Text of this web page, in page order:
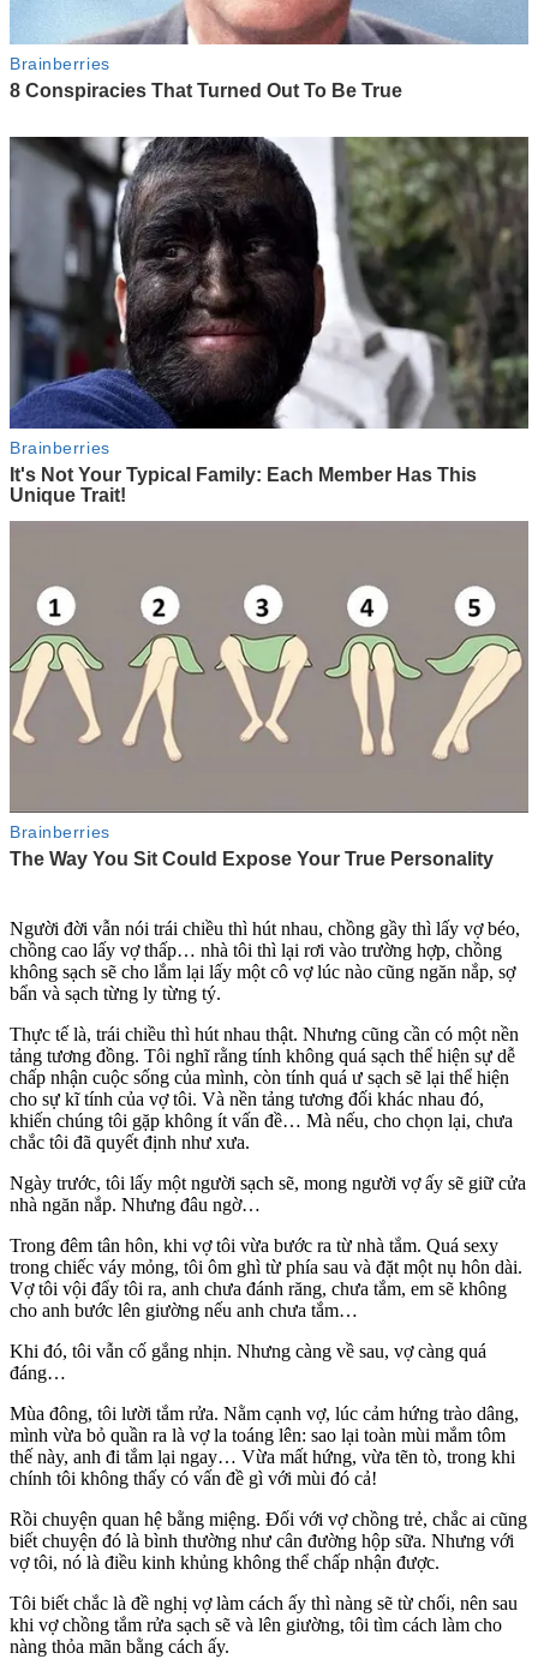
Người đời vẫn nói trái chiều thì hút nhau, chồng gầy thì lấy vợ béo,
chồng cao lấy vợ thấp… nhà tôi thì lại rơi vào trường hợp, chồng
không sạch sẽ cho lắm lại lấy một cô vợ lúc nào cũng ngăn nắp, sợ
bẩn và sạch từng ly từng tý.
Thực tế là, trái chiều thì hút nhau thật. Nhưng cũng cần có một nền
tảng tương đồng. Tôi nghĩ rằng tính không quá sạch thể hiện sự dễ
chấp nhận cuộc sống của mình, còn tính quá ư sạch sẽ lại thể hiện
cho sự kĩ tính của vợ tôi. Và nền tảng tương đối khác nhau đó,
khiến chúng tôi gặp không ít vấn đề… Mà nếu, cho chọn lại, chưa
chắc tôi đã quyết định như xưa.
Ngày trước, tôi lấy một người sạch sẽ, mong người vợ ấy sẽ giữ cửa
nhà ngăn nắp. Nhưng đâu ngờ…
Trong đêm tân hôn, khi vợ tôi vừa bước ra từ nhà tắm. Quá se‌ּxy
trong chiếc váy mỏng, tôi ôm ghì từ phía sau và đặt một nụ hôn dài.
Vợ tôi vội đẩy tôi ra, anh chưa đánh răng, chưa tắm, em sẽ không
cho anh bước lên giường nếu anh chưa tắm…
Khi đó, tôi vẫn cố gắng nhịn. Nhưng càng về sau, vợ càng quá
đáng…
Mùa đông, tôi lười tắm rửa. Nằm cạnh vợ, lúc cảm hứng trào dâng,
mình vừa bỏ quần ra là vợ la toáng lên: sao lại toàn mùi mắm tôm
thế này, anh đi tắm lại ngay… Vừa mất hứng, vừa tẽn tò, trong khi
chính tôi không thấy có vấn đề gì với mùi đó cả!
Rồi chuyện quan hệ bằng miệng. Đối với vợ chồng trẻ, chắc ai cũng
biết chuyện đó là bình thường như cân đường hộp sữa. Nhưng với
vợ tôi, nó là điều kinh khủng không thể chấp nhận được.
Tôi biết chắc là đề nghị vợ làm cách ấy thì nàng sẽ từ chối, nên sau
khi vợ chồng tắm rửa sạch sẽ và lên giường, tôi tìm cách làm cho
nàng thỏ‌a mã‌n bằng cách ấy.